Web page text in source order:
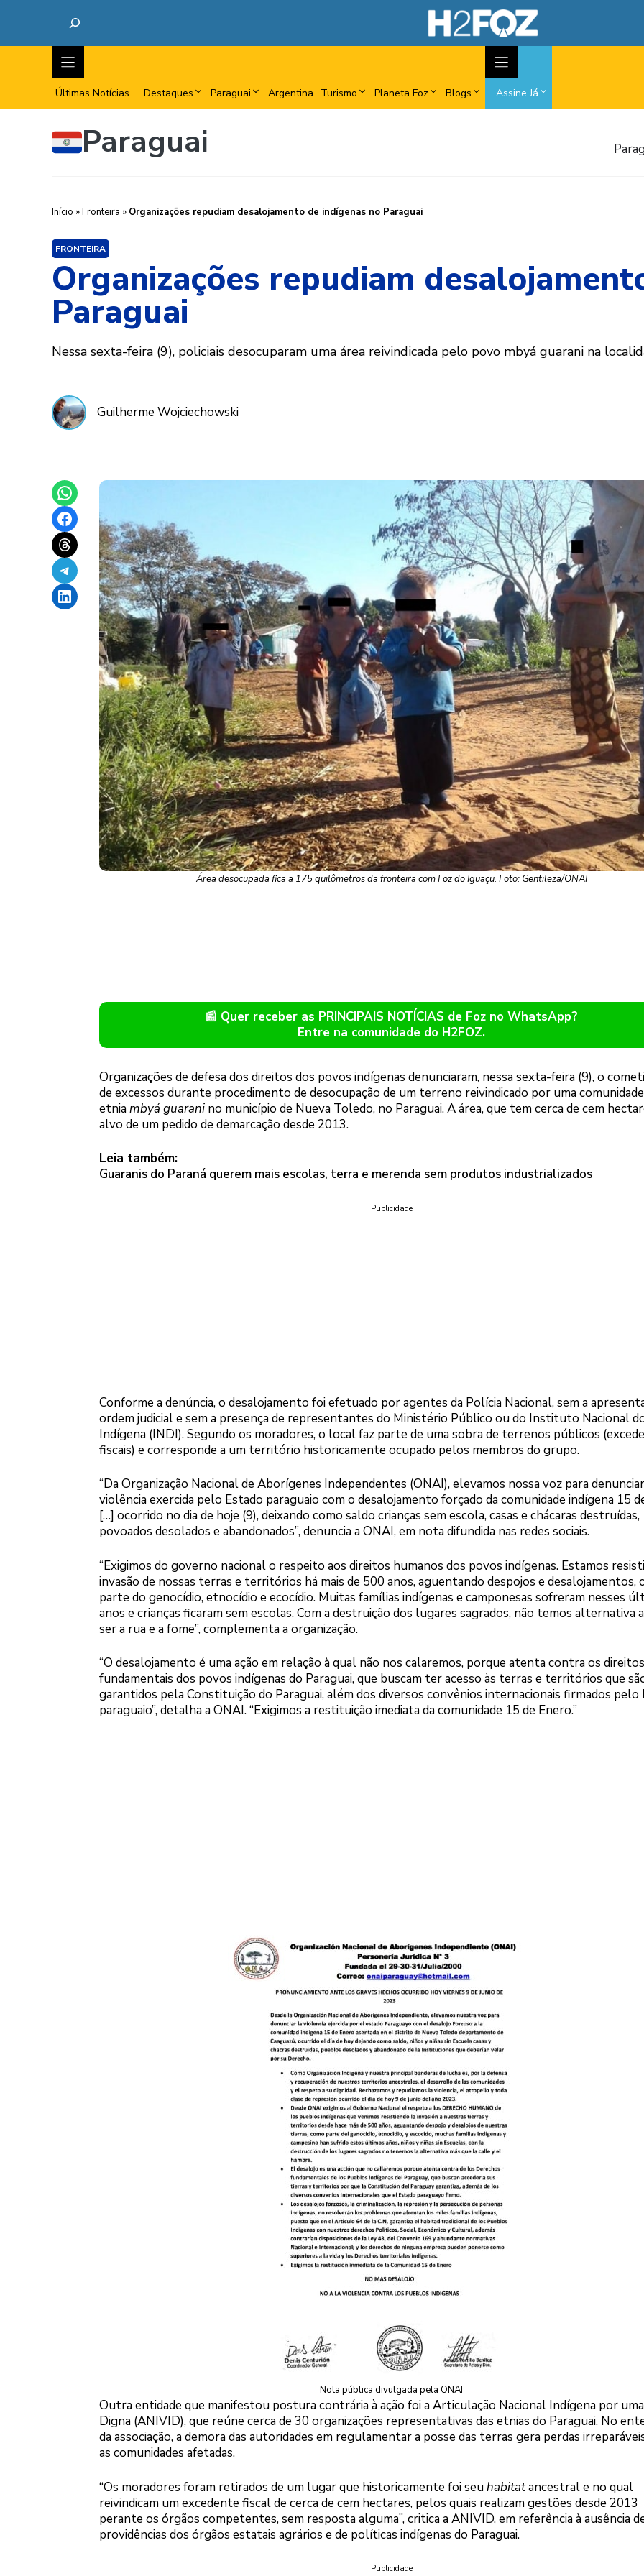
Últimas Notícias Destaques Paraguai Argentina Turismo Planeta Foz Blogs Assine Já
Paraguai
Início »Fronteira » Organizações repudiam desalojamento de indígenas no Paraguai
FRONTEIRA
Organizações repudiam
Paraguai
Nessa sexta-feira (9), policiais desocuparam uma área reivindicada pelo povo mbyá guarani na
Guilherme Wojciechowski
Share on WhatsApp
Share on Facebook
Share on Threads
Share on Telegram
Share on LinkedIn
Área desocupada fica a 175 quilômetros da fronteira com Foz do Iguaçu. Foto: Gentileza/ONAI
📰 Quer receber as PRINCIPAIS NOTÍCIAS de Foz no WhatsApp?
Entre na comunidade do H2FOZ.
Organizações de defesa dos direitos dos povos indígenas denunciaram, nessa sexta-feira (9), o
de excessos durante procedimento de desocupação de um terreno reivindicado por uma
etniambyá guaranino município de Nueva Toledo, no Paraguai. A área, que tem cerca de cem
alvo de um pedido de demarcação desde 2013.
Leia também:
Guaranis do Paraná querem mais escolas, terra e merenda sem produtos industrializados
Publicidade
Conforme a denúncia, o desalojamento foi efetuado por agentes da Polícia Nacional, sem a
ordem judicial e sem a presença de representantes do Ministério Público ou do Instituto Nacional
Indígena (INDI). Segundo os moradores, o local faz parte de uma sobra de terrenos públicos
fiscais) e corresponde a um território historicamente ocupado pelos membros do grupo.
“Da Organização Nacional de Aborígenes Independentes (ONAI), elevamos nossa voz para
violência exercida pelo Estado paraguaio com o desalojamento forçado da comunidade indígena 15
[…] ocorrido no dia de hoje (9), deixando como saldo crianças sem escola, casas e chácaras destruídas,
povoados desolados e abandonados”, denuncia a ONAI, em nota difundida nas redes sociais.
“Exigimos do governo nacional o respeito aos direitos humanos dos povos indígenas. Estamos
invasão de nossas terras e territórios há mais de 500 anos, aguentando despojos e desalojamentos,
parte do genocídio, etnocídio e ecocídio. Muitas famílias indígenas e camponesas sofreram nesses
anos e crianças ficaram sem escolas. Com a destruição dos lugares sagrados, não temos alternativa
ser a rua e a fome”, complementa a organização.
“O desalojamento é uma ação em relação à qual não nos calaremos, porque atenta contra os direitos
fundamentais dos povos indígenas do Paraguai, que buscam ter acesso às terras e territórios que
garantidos pela Constituição do Paraguai, além dos diversos convênios internacionais firmados pelo
paraguaio”, detalha a ONAI. “Exigimos a restituição imediata da comunidade 15 de Enero.”
Nota pública divulgada pela ONAI
Outra entidade que manifestou postura contrária à ação foi a Articulação Nacional Indígena por
Digna (ANIVID), que reúne cerca de 30 organizações representativas das etnias do Paraguai. No
da associação, a demora das autoridades em regulamentar a posse das terras gera perdas
as comunidades afetadas.
“Os moradores foram retirados de um lugar que historicamente foi seuhabitatancestral e no qual
reivindicam um excedente fiscal de cerca de cem hectares, pelos quais realizam gestões desde 2013
perante os órgãos competentes, sem resposta alguma”, critica a ANIVID, em referência à ausência
providências dos órgãos estatais agrários e de políticas indígenas do Paraguai.
Publicidade